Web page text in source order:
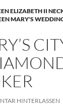
ELIZABETH II
MARY'S
HINTERLASSEN